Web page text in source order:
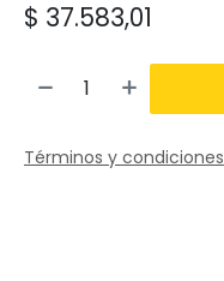
$ 37.583,01
Términos y condiciones